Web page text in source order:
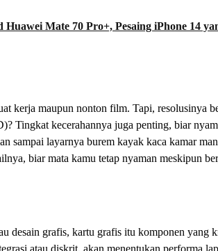
Mate 70 Pro+, Pesaing iPhone 14
kerja maupun nonton film. Tapi, resolusinya
Tingkat kecerahannya juga penting, biar
sampai layarnya burem kayak kaca kamar
biar mata kamu tetap nyaman meskipun
desain grafis, kartu grafis itu komponen yang